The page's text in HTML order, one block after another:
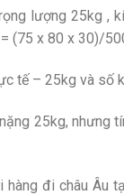
lượng 25kg ,
(75 x 80 x 30)/
tế – 25kg và số
25kg, nhưng
hàng đi châu Âu